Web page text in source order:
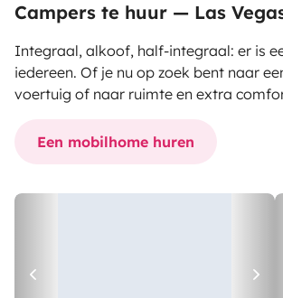
Campers te huur — Las
Integraal, alkoof, half-integraal: er is
iedereen. Of je nu op zoek bent naar
voertuig of naar ruimte en extra
Een mobilhome huren